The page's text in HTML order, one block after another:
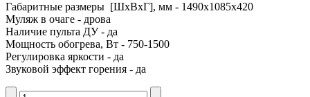
Габаритные размеры [ШxВxГ], мм - 1490x1085x420
Муляж в очаге - дрова
Наличие пульта ДУ - да
Мощность обогрева, Вт - 750-1500
Регулировка яркости - да
Звуковой эффект горения - да